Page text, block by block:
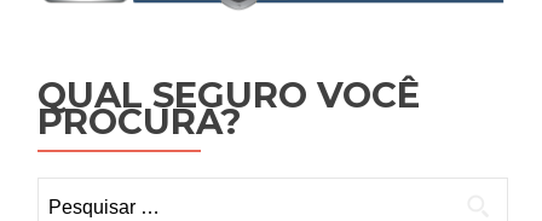
QUAL SEGURO VOCÊ
PROCURA?